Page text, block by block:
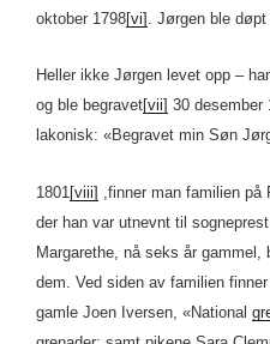
oktober 1798[vi] . Jørgen ble
Heller ikke Jørgen levet opp –
og ble begravet[vii] 30 desember
lakonisk: «Begravet min Søn
1801 [viii] ,finner man familien
der han var utnevnt til
Margarethe, nå seks år gammel,
dem. Ved siden av familien
gamle Joen Iversen, «National